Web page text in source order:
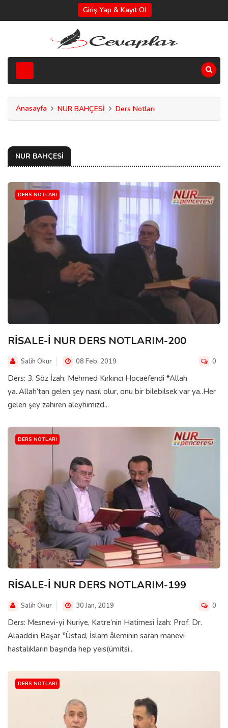
Giriş Yap & Kayıt Ol
Anasayfa NUR BAHÇESİ Ders Notları
NUR BAHÇESİ
DERS NOTLARI
RİSALE-İ NUR DERS NOTLARIM-200
Salih Okur 08 Feb, 2019 0
Ders: 3. Söz İzah: Mehmed Kırkıncı Hocaefendi *Allah
ya..Allah’tan gelen şey nasıl olur, onu bir bilebilsek var ya..Her
gelen şey zahiren aleyhimizd...
DERS NOTLARI
RİSALE-İ NUR DERS NOTLARIM-199
Salih Okur 30 Jan, 2019 0
Ders: Mesnevi-yi Nuriye, Katre’nin Hatimesi İzah: Prof. Dr.
Alaaddin Başar *Üstad, İslam âleminin saran manevi
hastalıkların başında hep yeis(ümitsi...
DERS NOTLARI